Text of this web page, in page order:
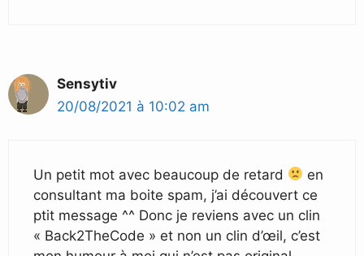
Sensytiv
20/08/2021 à 10:02 am
Un petit mot avec beaucoup de retard
en
consultant ma boite spam, j’ai découvert ce
ptit message ^^ Donc je reviens avec un clin
« Back2TheCode » et non un clin d’œil, c’est